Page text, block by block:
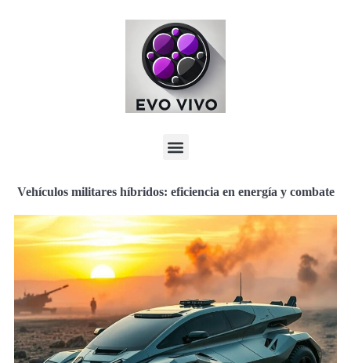
Vehículos militares híbridos: eficiencia en energía y combate